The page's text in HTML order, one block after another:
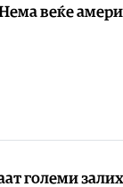
веќе
големи